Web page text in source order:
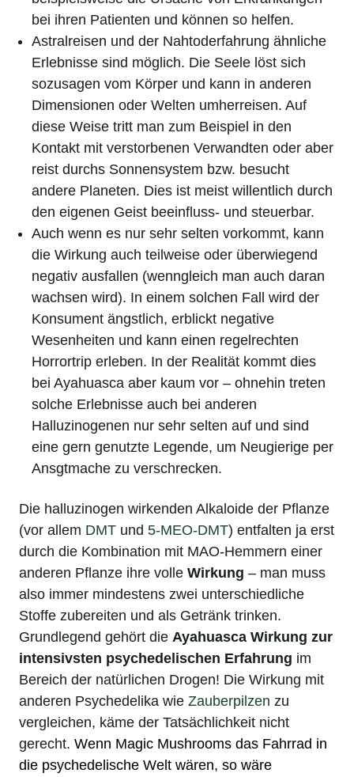
bei ihren Patienten und können so helfen.
Astralreisen und der Nahtoderfahrung ähnliche
Erlebnisse sind möglich. Die Seele löst sich
sozusagen vom Körper und kann in anderen
Dimensionen oder Welten umherreisen. Auf
diese Weise tritt man zum Beispiel in den
Kontakt mit verstorbenen Verwandten oder aber
reist durchs Sonnensystem bzw. besucht
andere Planeten. Dies ist meist willentlich durch
den eigenen Geist beeinfluss- und steuerbar.
Auch wenn es nur sehr selten vorkommt, kann
die Wirkung auch teilweise oder überwiegend
negativ ausfallen (wenngleich man auch daran
wachsen wird). In einem solchen Fall wird der
Konsument ängstlich, erblickt negative
Wesenheiten und kann einen regelrechten
Horrortrip erleben. In der Realität kommt dies
bei Ayahuasca aber kaum vor – ohnehin treten
solche Erlebnisse auch bei anderen
Halluzinogenen nur sehr selten auf und sind
eine gern genutzte Legende, um Neugierige per
Ansgtmache zu verschrecken.
Die halluzinogen wirkenden Alkaloide der Pflanze
(vor allem DMT und 5-MEO-DMT) entfalten ja erst
durch die Kombination mit MAO-Hemmern einer
anderen Pflanze ihre volle Wirkung – man muss
also immer mindestens zwei unterschiedliche
Stoffe zubereiten und als Getränk trinken.
Grundlegend gehört die Ayahuasca Wirkung zur
intensivsten psychedelischen Erfahrung im
Bereich der natürlichen Drogen! Die Wirkung mit
anderen Psychedelika wie Zauberpilzen zu
vergleichen, käme der Tatsächlichkeit nicht
gerecht. Wenn Magic Mushrooms das Fahrrad in
die psychedelische Welt wären, so wäre